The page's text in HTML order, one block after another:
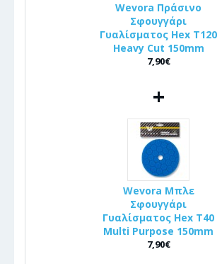
Wevora Πράσινο
Σφουγγάρι
Γυαλίσματος Hex T120
Heavy Cut 150mm
7,90€
+
Wevora Μπλε
Σφουγγάρι
Γυαλίσματος Hex T40
Multi Purpose 150mm
7,90€